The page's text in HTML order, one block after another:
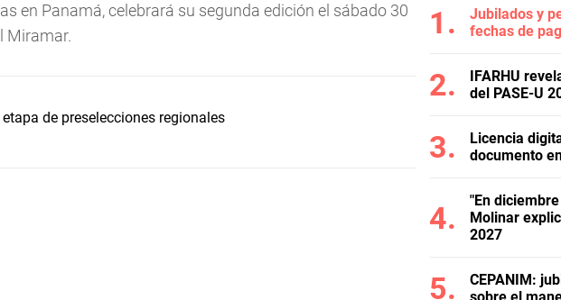
en Panamá, celebrará su segunda edición el sábado 30
Miramar.
de preselecciones regionales
Jubilados y
fechas de
IFARHU
del PASE-U
Licencia
documento
"En
Molinar
2027
CEPANIM: